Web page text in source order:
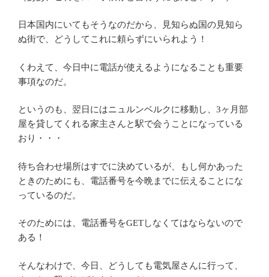
日本国内にいてもそうなのだから、見知らぬ国の見知ら
ぬ街で、どうしてこれに頼らずにいられよう！
くわえて、今日中に電話が使えるようになることも重要
事項なのだ。
というのも、翌日にはニュルンベルクに移動し、3ヶ月部
屋を貸してくれる家主さんと駅で会うことになっている
おり・・・
待ち合わせ場所はすでに決めているが、もし何かあった
ときのためにも、電話番号を今晩までに伝えることにな
っているのだ。
そのためには、電話番号をGETしなくてはならないので
ある！
そんなわけで、今日、どうしても電気屋さんに行って、